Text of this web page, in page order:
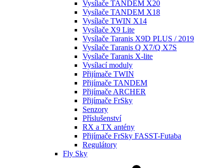
Vysílače TANDEM X20
Vysílače TANDEM X18
Vysílače TWIN X14
Vysílače X9 Lite
Vysílače Taranis X9D PLUS / 2019
Vysílače Taranis Q X7/Q X7S
Vysílače Taranis X-lite
Vysílací moduly
Přijímače TWIN
Přijímače TANDEM
Přijímače ARCHER
Přijímače FrSky
Senzory
Příslušenství
RX a TX antény
Přijímače FrSky FASST-Futaba
Regulátory
Fly Sky